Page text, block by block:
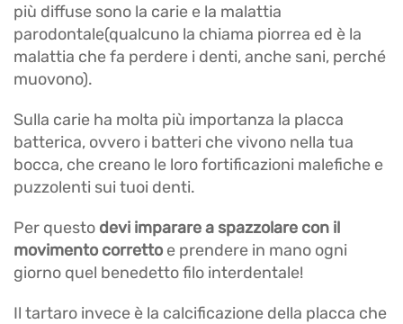
più diffuse sono la carie e la malattia
parodontale(qualcuno la chiama piorrea ed è la
malattia che fa perdere i denti, anche sani, perché
muovono).
Sulla carie ha molta più importanza la placca
batterica, ovvero i batteri che vivono nella tua
bocca, che creano le loro fortificazioni malefiche e
puzzolenti sui tuoi denti.
Per questo devi imparare a spazzolare con il
movimento corretto e prendere in mano ogni
giorno quel benedetto filo interdentale!
Il tartaro invece è la calcificazione della placca che